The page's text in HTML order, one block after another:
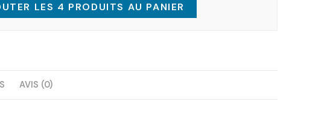
LES 4 PRODUITS AU PANIER
AVIS (0)